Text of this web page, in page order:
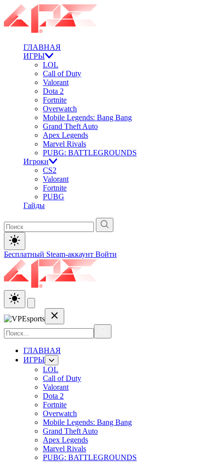
ГЛАВНАЯ
ИГРЫ
LOL
Call of Duty
Valorant
Dota 2
Fortnite
Overwatch
Mobile Legends: Bang Bang
Grand Theft Auto
Apex Legends
Marvel Rivals
PUBG: BATTLEGROUNDS
Игроки
CS2
Valorant
Fortnite
PUBG
Гайды
Бесплатный Steam-аккаунт Войти
ГЛАВНАЯ
ИГРЫ
LOL
Call of Duty
Valorant
Dota 2
Fortnite
Overwatch
Mobile Legends: Bang Bang
Grand Theft Auto
Apex Legends
Marvel Rivals
PUBG: BATTLEGROUNDS